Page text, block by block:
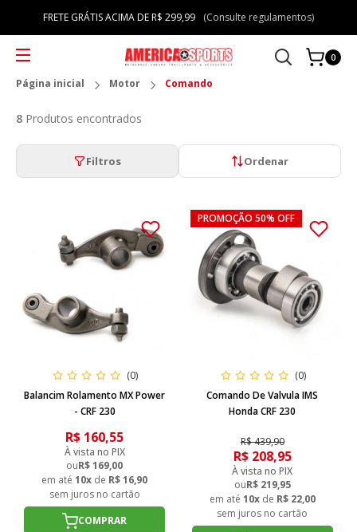
FRETE GRÁTIS ACIMA DE R$ 299,99 (Consulte regulamentos)
0
Página inicial Motor Comando
8 Produtos encontrados
Filtros Ordenar
(0)
Balancim Rolamento MX Power
- CRF 230
R$ 160,55
À vista no PIX
ouR$ 169,00
em até10x de R$ 16,90
sem juros no cartão
COMPRAR
PROMOÇÃO 50% OFF
(0)
Comando De Valvula IMS
Honda CRF 230
R$ 439,90
R$ 208,95
À vista no PIX
ouR$ 219,95
em até 10xde R$ 22,00
sem juros no cartão